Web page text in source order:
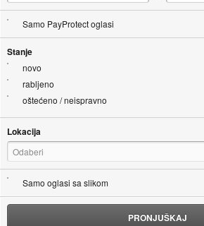
Samo PayProtect oglasi
Stanje
novo
rabljeno
oštećeno / neispravno
Lokacija
Odaberi
Samo oglasi sa slikom
PRONJUŠKAJ